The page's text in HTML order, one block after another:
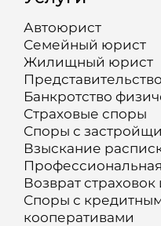
Автоюрист
Семейный юрист
Жилищный юрист
Банкротство
Страховые споры
Споры с
Взыскание
Возврат
Споры с
кооперативами